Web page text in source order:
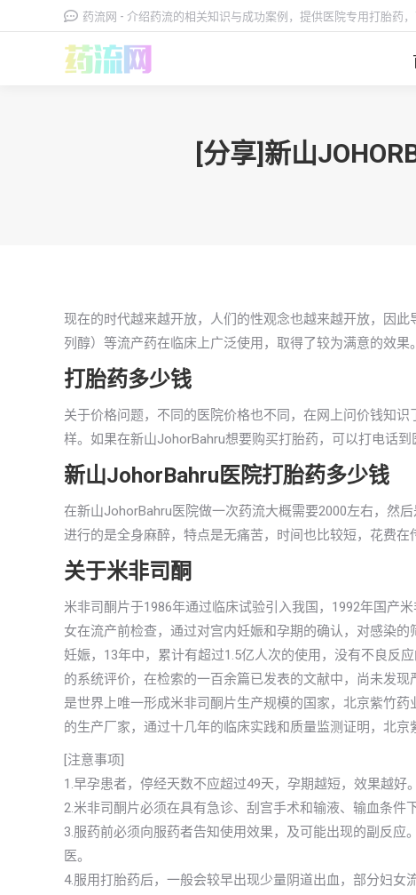
药流网 - 介绍药流的相关知识与成功案例，提供医院专用打胎药
[分享]新山
现在的时代越来越开放，人们的性观念也越来越开放，因
列醇）等流产药在临床上广泛使用，取得了较为满意的效果。
打胎药多少钱
关于价格问题，不同的医院价格也不同，在网上问价钱知
样。如果在新山JohorBahru想要购买打胎药，可以打电话到
新山JohorBahru医院打胎药多少钱
在新山JohorBahru医院做一次药流大概需要2000左右，然
进行的是全身麻醉，特点是无痛苦，时间也比较短，花费在
关于米非司酮
米非司酮片于1986年通过临床试验引入我国，1992年国产
女在流产前检查，通过对宫内妊娠和孕期的确认，对感染
妊娠，13年中，累计有超过1.5亿人次的使用，没有不良反
的系统评价，在检索的一百余篇已发表的文献中，尚未发
是世界上唯一形成米非司酮片生产规模的国家，北京紫竹
的生产厂家，通过十几年的临床实践和质量监测证明，北
[注意事项]
1.早孕患者，停经天数不应超过49天，孕期越短，效果越好。
2.米非司酮片必须在具有急诊、刮宫手术和输液、输血条件下
3.服药前必须向服药者告知使用效果，及可能出现的副反
医。
4.服用打胎药后，一般会较早出现少量阴道出血，部分妇